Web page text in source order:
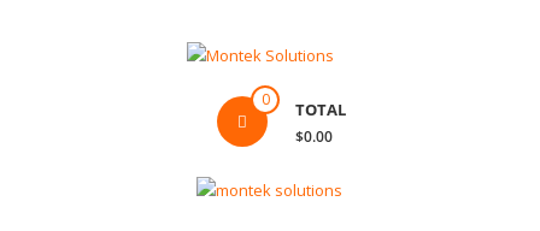
0 TOTAL
$0.00